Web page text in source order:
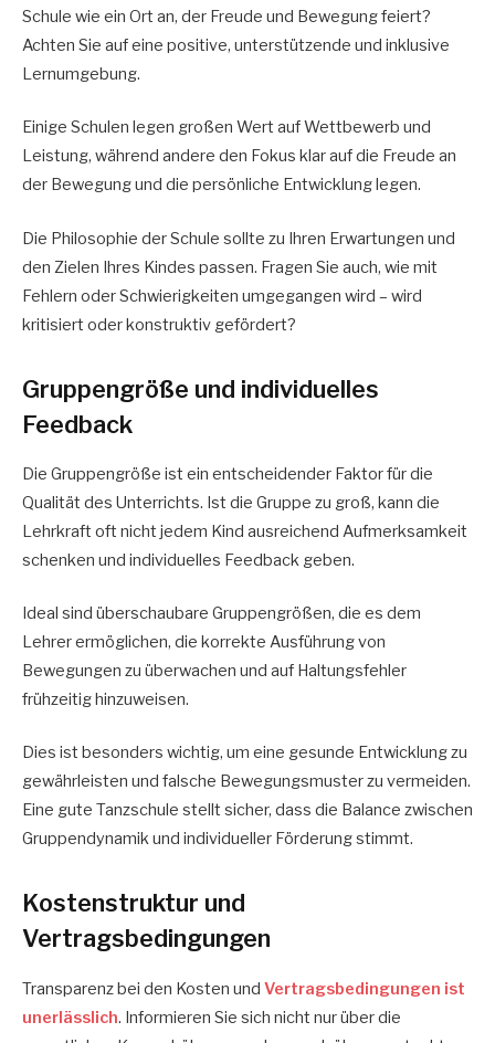
Schule wie ein Ort an, der Freude und Bewegung feiert?
Achten Sie auf eine positive, unterstützende und inklusive
Lernumgebung.
Einige Schulen legen großen Wert auf Wettbewerb und
Leistung, während andere den Fokus klar auf die Freude an
der Bewegung und die persönliche Entwicklung legen.
Die Philosophie der Schule sollte zu Ihren Erwartungen und
den Zielen Ihres Kindes passen. Fragen Sie auch, wie mit
Fehlern oder Schwierigkeiten umgegangen wird – wird
kritisiert oder konstruktiv gefördert?
Gruppengröße und individuelles
Feedback
Die Gruppengröße ist ein entscheidender Faktor für die
Qualität des Unterrichts. Ist die Gruppe zu groß, kann die
Lehrkraft oft nicht jedem Kind ausreichend Aufmerksamkeit
schenken und individuelles Feedback geben.
Ideal sind überschaubare Gruppengrößen, die es dem
Lehrer ermöglichen, die korrekte Ausführung von
Bewegungen zu überwachen und auf Haltungsfehler
frühzeitig hinzuweisen.
Dies ist besonders wichtig, um eine gesunde Entwicklung zu
gewährleisten und falsche Bewegungsmuster zu vermeiden.
Eine gute Tanzschule stellt sicher, dass die Balance zwischen
Gruppendynamik und individueller Förderung stimmt.
Kostenstruktur und
Vertragsbedingungen
Transparenz bei den Kosten und Vertragsbedingungen ist
unerlässlich. Informieren Sie sich nicht nur über die